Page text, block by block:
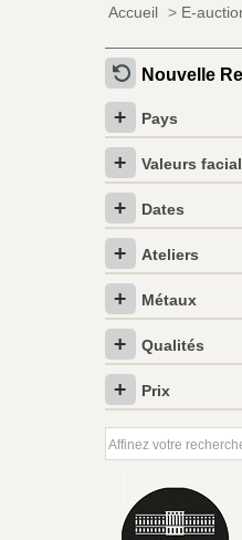
Accueil > E-
Nouvelle
Pays
Valeurs
Dates
Ateliers
Métaux
Qualités
Prix